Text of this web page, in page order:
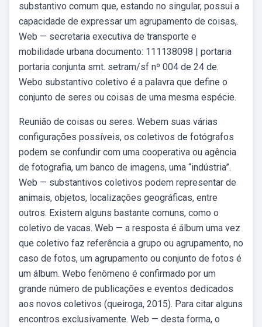
substantivo comum que, estando no singular, possui a
capacidade de expressar um agrupamento de coisas,.
Web — secretaria executiva de transporte e
mobilidade urbana documento: 111138098 | portaria
portaria conjunta smt. setram/sf nº 004 de 24 de.
Webo substantivo coletivo é a palavra que define o
conjunto de seres ou coisas de uma mesma espécie.
Reunião de coisas ou seres. Webem suas várias
configurações possíveis, os coletivos de fotógrafos
podem se confundir com uma cooperativa ou agência
de fotografia, um banco de imagens, uma “indústria”.
Web — substantivos coletivos podem representar de
animais, objetos, localizações geográficas, entre
outros. Existem alguns bastante comuns, como o
coletivo de vacas. Web — a resposta é álbum uma vez
que coletivo faz referência a grupo ou agrupamento, no
caso de fotos, um agrupamento ou conjunto de fotos é
um álbum. Webo fenômeno é confirmado por um
grande número de publicações e eventos dedicados
aos novos coletivos (queiroga, 2015). Para citar alguns
encontros exclusivamente. Web — desta forma, o